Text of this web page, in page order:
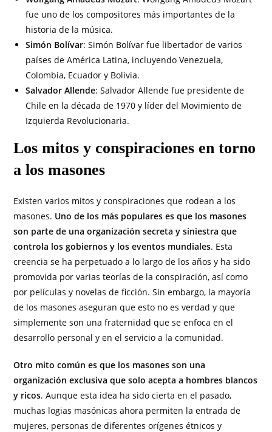
fue uno de los compositores más importantes de la
historia de la música.
Simón Bolívar: Simón Bolívar fue libertador de varios
países de América Latina, incluyendo Venezuela,
Colombia, Ecuador y Bolivia.
Salvador Allende: Salvador Allende fue presidente de
Chile en la década de 1970 y líder del Movimiento de
Izquierda Revolucionaria.
Los mitos y conspiraciones en torno
a los masones
Existen varios mitos y conspiraciones que rodean a los
masones. Uno de los más populares es que los masones
son parte de una organización secreta y siniestra que
controla los gobiernos y los eventos mundiales. Esta
creencia se ha perpetuado a lo largo de los años y ha sido
promovida por varias teorías de la conspiración, así como
por películas y novelas de ficción. Sin embargo, la mayoría
de los masones aseguran que esto no es verdad y que
simplemente son una fraternidad que se enfoca en el
desarrollo personal y en el servicio a la comunidad.
Otro mito común es que los masones son una
organización exclusiva que solo acepta a hombres blancos
y ricos. Aunque esta idea ha sido cierta en el pasado,
muchas logias masónicas ahora permiten la entrada de
mujeres, personas de diferentes orígenes étnicos y